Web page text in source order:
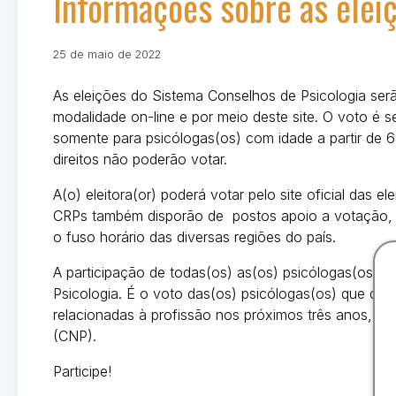
Publicado
25 de maio de 2022
As eleições do Sistema Conselhos de Psicologia
modalidade on-line e por meio deste site. O voto é
somente para psicólogas(os) com idade a partir de
direitos não poderão votar.
A(o) eleitora(or) poderá votar pelo site oficial das
CRPs também disporão de postos apoio a
o fuso horário das diversas regiões do país.
A participação de todas(os) as(os) psicólogas(os)
Psicologia. É o voto das(os) psicólogas(os) que
relacionadas à profissão nos próximos três anos,
(CNP).
Participe!